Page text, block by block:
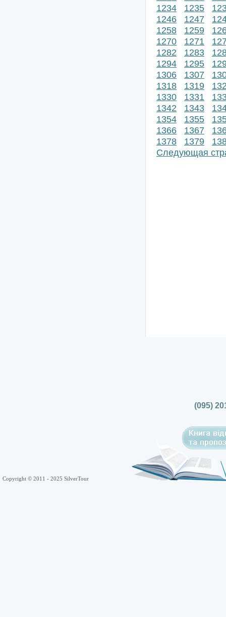
1234
1235
1246
1247
1258
1259
1270
1271
1282
1283
1294
1295
1306
1307
1318
1319
1330
1331
1342
1343
1354
1355
1366
1367
1378
1379
Следующая
(095)
Copyright © 2011 - 2025 SilverTour